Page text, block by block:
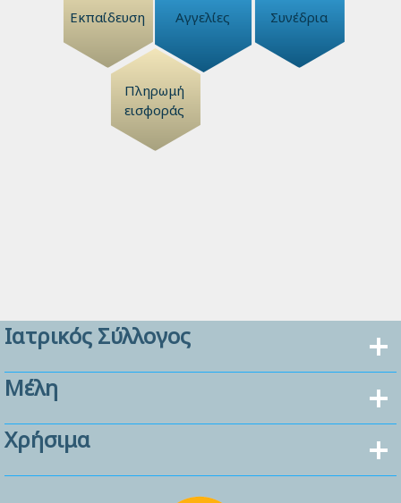
Εκπαίδευση Αγγελίες Συνέδρια
Πληρωμή
εισφοράς
Ιατρικός Σύλλογος
Μέλη
Χρήσιμα